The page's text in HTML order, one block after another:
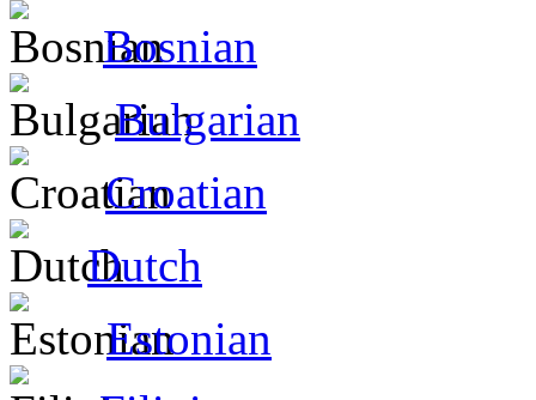
Bosnian
Bulgarian
Croatian
Dutch
Estonian